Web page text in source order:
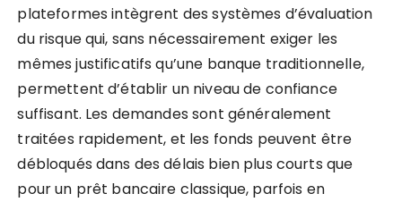
plateformes intègrent des systèmes d’évaluation
du risque qui, sans nécessairement exiger les
mêmes justificatifs qu’une banque traditionnelle,
permettent d’établir un niveau de confiance
suffisant. Les demandes sont généralement
traitées rapidement, et les fonds peuvent être
débloqués dans des délais bien plus courts que
pour un prêt bancaire classique, parfois en